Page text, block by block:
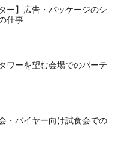
ー】広告・パッケージのシ
仕事
ワーを望む会場でのパーテ
・バイヤー向け試食会での